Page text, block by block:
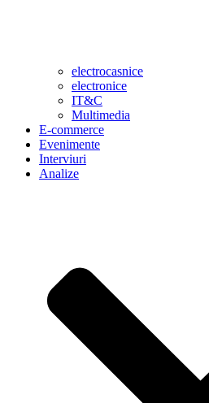
electrocasnice
electronice
IT&C
Multimedia
E-commerce
Evenimente
Interviuri
Analize